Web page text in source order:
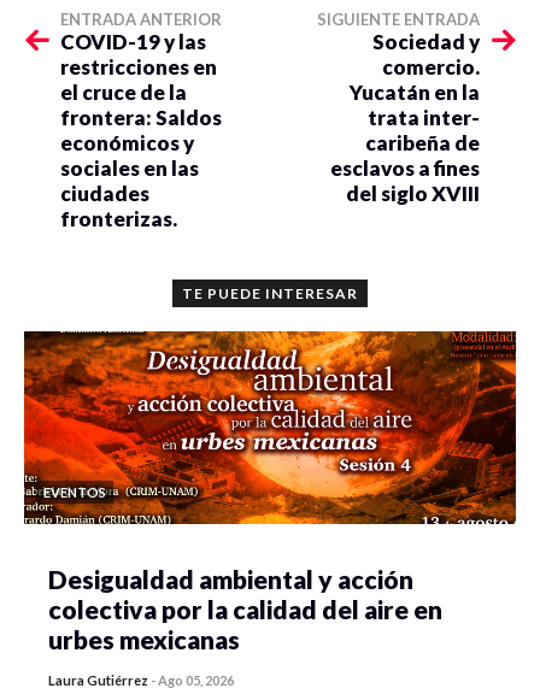
ENTRADA ANTERIOR
COVID-19 y las
restricciones en
el cruce de la
frontera: Saldos
económicos y
sociales en las
ciudades
fronterizas.
SIGUIENTE ENTRADA
Sociedad y
comercio.
Yucatán en la
trata inter-
caribeña de
esclavos a fines
del siglo XVIII
TE PUEDE INTERESAR
EVENTOS
Desigualdad ambiental y acción
colectiva por la calidad del aire en
urbes mexicanas
Laura Gutiérrez -Ago 05, 2026